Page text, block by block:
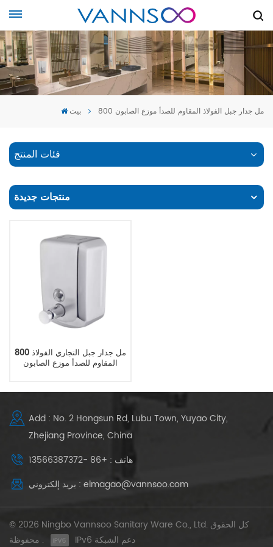
بيت 800 مل جدار جبل الفولاذ المقاوم للصدأ موزع الصابون
فئات المنتج
منتجات جديدة
800 مل جدار جبل التجاري الفولاذ
المقاوم للصدأ موزع الصابون
Add : No. 2 Hongsun Rd, Lubu Town, Yuyao City,
Zhejiang Province, China
هاتف : +86 -13566387372
بريد إلكتروني : elmagao@vannsoo.com
© 2026 Ningbo Vannsoo Sanitary Ware Co., Ltd. كل الحقوق
محفوظة .
IPv6 دعم الشبكة